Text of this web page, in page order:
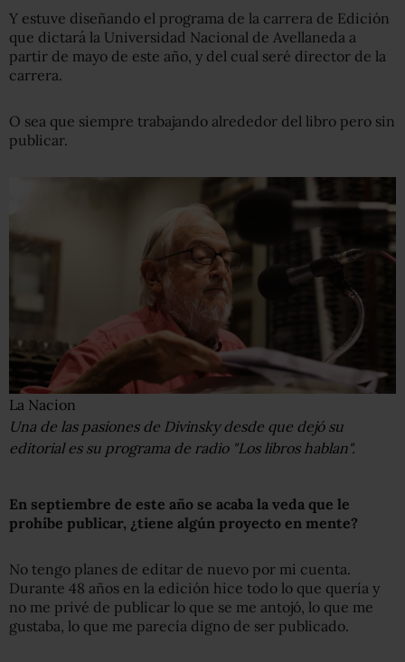
Y estuve diseñando el programa de la carrera de Edición
que dictará la Universidad Nacional de Avellaneda a
partir de mayo de este año, y del cual seré director de la
carrera.
O sea que siempre trabajando alrededor del libro pero sin
publicar.
La Nacion
Una de las pasiones de Divinsky desde que dejó su
editorial es su programa de radio "Los libros hablan".
En septiembre de este año se acaba la veda que le
prohíbe publicar, ¿tiene algún proyecto en mente?
No tengo planes de editar de nuevo por mi cuenta.
Durante 48 años en la edición hice todo lo que quería y
no me privé de publicar lo que se me antojó, lo que me
gustaba, lo que me parecía digno de ser publicado.